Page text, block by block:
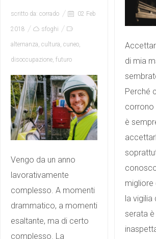
di mia
Perché
corrono
è
migliore
la vigilia
serata
scritto da: corrado 02 Feb
2018 sfoghi
alternanza, cultura, cuneo,
disoccupazione, futuro
Vengo da un anno
lavorativamente
complesso. A momenti
drammatico, a momenti
esaltante, ma di certo
complesso. La